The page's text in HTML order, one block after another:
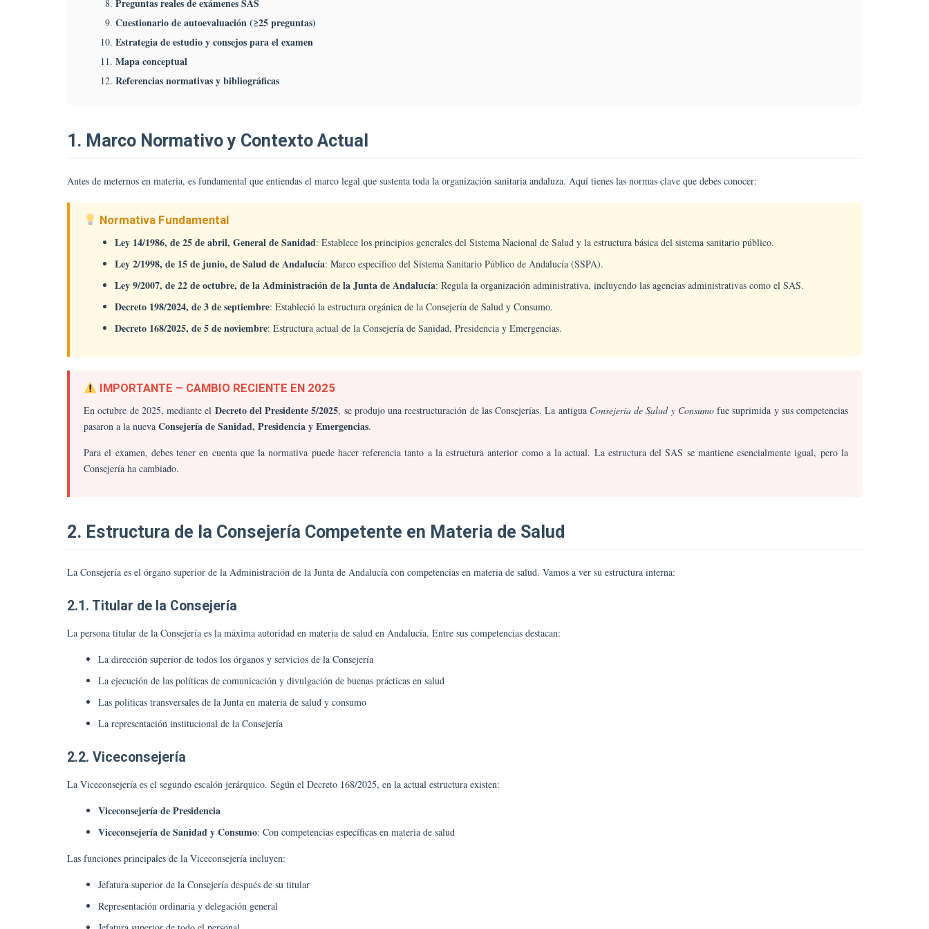
Trasplantes;
Red
Y
Del
SSPA.
Preguntas reales de exámenes SAS
Cuestionario de autoevaluación (≥25 preguntas)
Estrategia de estudio y consejos para el examen
Mapa conceptual
Referencias normativas y bibliográficas
1. Marco Normativo y Contexto Actual
Antes de meternos en materia, es fundamental que entiendas el marco legal que sustenta toda la organización sanitaria andaluza. Aquí tienes las normas clave que debes conocer:
Normativa Fundamental
Ley 14/1986, de 25 de abril, General de Sanidad: Establece los principios generales del Sistema Nacional de Salud y la estructura básica del sistema sanitario público.
Ley 2/1998, de 15 de junio, de Salud de Andalucía: Marco específico del Sistema Sanitario Público de Andalucía (SSPA).
Ley 9/2007, de 22 de octubre, de la Administración de la Junta de Andalucía: Regula la organización administrativa, incluyendo las agencias administrativas como el SAS.
Decreto 198/2024, de 3 de septiembre: Estableció la estructura orgánica de la Consejería de Salud y Consumo.
Decreto 168/2025, de 5 de noviembre: Estructura actual de la Consejería de Sanidad, Presidencia y Emergencias.
IMPORTANTE – CAMBIO RECIENTE EN 2025
En octubre de 2025, mediante el Decreto del Presidente 5/2025, se produjo una reestructuración de las Consejerías. La antigua Consejería de Salud y Consumofue suprimida y sus competencias
pasaron a la nueva Consejería de Sanidad, Presidencia y Emergencias.
Para el examen, debes tener en cuenta que la normativa puede hacer referencia tanto a la estructura anterior como a la actual. La estructura del SAS se mantiene esencialmente igual, pero la
Consejería ha cambiado.
2. Estructura de la Consejería Competente en Materia de Salud
La Consejería es el órgano superior de la Administración de la Junta de Andalucía con competencias en materia de salud. Vamos a ver su estructura interna:
2.1. Titular de la Consejería
La persona titular de la Consejería es la máxima autoridad en materia de salud en Andalucía. Entre sus competencias destacan:
La dirección superior de todos los órganos y servicios de la Consejería
La ejecución de las políticas de comunicación y divulgación de buenas prácticas en salud
Las políticas transversales de la Junta en materia de salud y consumo
La representación institucional de la Consejería
2.2. Viceconsejería
La Viceconsejería es el segundo escalón jerárquico. Según el Decreto 168/2025, en la actual estructura existen:
Viceconsejería de Presidencia
Viceconsejería de Sanidad y Consumo: Con competencias específicas en materia de salud
Las funciones principales de la Viceconsejería incluyen:
Jefatura superior de la Consejería después de su titular
Representación ordinaria y delegación general